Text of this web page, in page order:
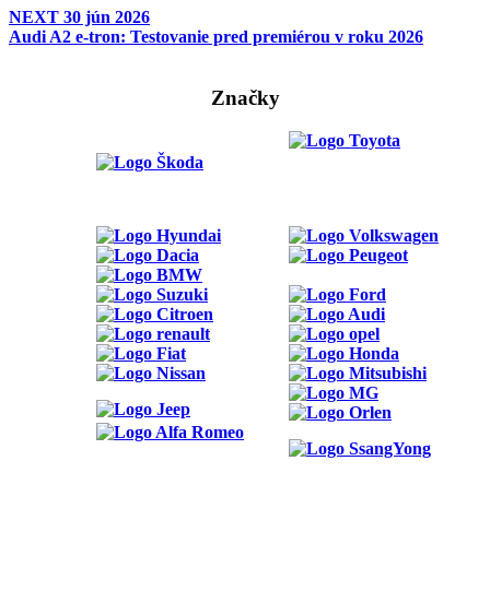
NEXT 30 jún 2026
Audi A2 e-tron: Testovanie pred premiérou v roku 2026
Značky